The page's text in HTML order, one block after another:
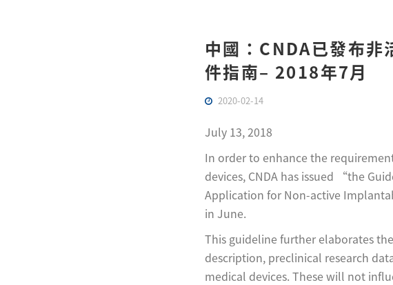
中國：CNDA已發布非
件指南– 2018年7月
2020-02-14
July 13, 2018
In order to enhance the
devices, CNDA has issued “the
Application for Non-active
in June.
This guideline further elaborates
description, preclinical research
medical devices. These will not